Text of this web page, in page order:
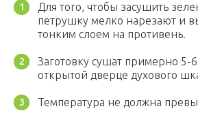
Для того, чтобы засушить
петрушку мелко нарезают и
тонким слоем на противень.
Заготовку сушат примерно 5-
открытой дверце духового
Температура не должна